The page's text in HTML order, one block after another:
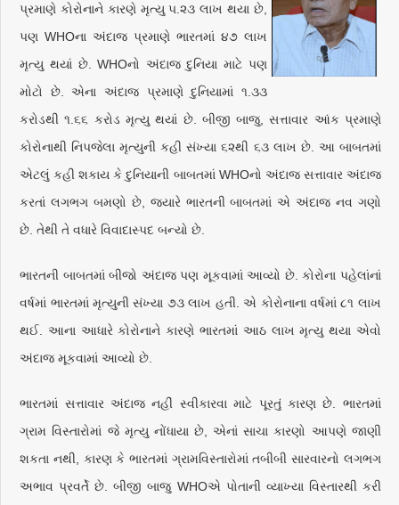
પ્રમાણે કોરોનાને કારણે મૃત્યુ ૫.૨૩ લાખ થયા છે,
પણ WHOના અંદાજ પ્રમાણે ભારતમાં ૪૭ લાખ
મૃત્યુ થયાં છે. WHOનો અંદાજ દુનિયા માટે પણ
મોટો છે. એના અંદાજ પ્રમાણે દુનિયામાં ૧.૩૩
કરોડથી ૧.૬૬ કરોડ મૃત્યુ થયાં છે. બીજી બાજુ, સત્તાવાર આંક પ્રમાણે
કોરોનાથી નિપજેલા મૃત્યુની કહી સંખ્યા ૬૨થી ૬૩ લાખ છે. આ બાબતમાં
એટલું કહી શકાય કે દુનિયાની બાબતમાં WHOનો અંદાજ સત્તાવાર અંદાજ
કરતાં લગભગ બમણો છે, જ્યારે ભારતની બાબતમાં એ અંદાજ નવ ગણો
છે. તેથી તે વધારે વિવાદાસ્પદ બન્યો છે.
ભારતની બાબતમાં બીજો અંદાજ પણ મૂકવામાં આવ્યો છે. કોરોના પહેલાંનાં
વર્ષમાં ભારતમાં મૃત્યુની સંખ્યા ૭૩ લાખ હતી. એ કોરોનાના વર્ષમાં ૮૧ લાખ
થઈ. આના આધારે કોરોનાને કારણે ભારતમાં આઠ લાખ મૃત્યુ થયા એવો
અંદાજ મૂકવામાં આવ્યો છે.
ભારતમાં સત્તાવાર અંદાજ નહીં સ્વીકારવા માટે પૂરતું કારણ છે. ભારતમાં
ગ્રામ વિસ્તારોમાં જે મૃત્યુ નોંધાયા છે, એનાં સાચા કારણો આપણે જાણી
શકતા નથી, કારણ કે ભારતમાં ગ્રામવિસ્તારોમાં તબીબી સારવારનો લગભગ
અભાવ પ્રવર્તે છે. બીજી બાજુ WHOએ પોતાની વ્યાખ્યા વિસ્તારથી કરી